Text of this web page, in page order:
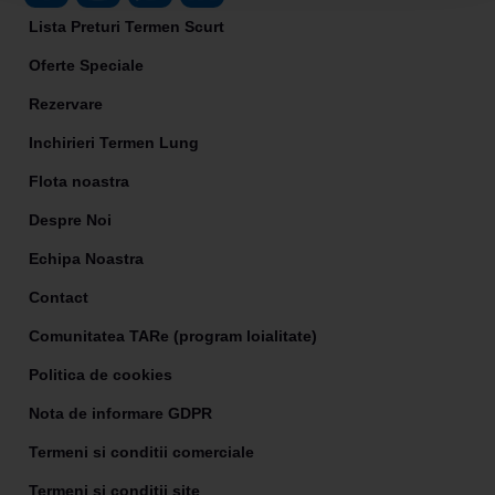
Lista Preturi Termen Scurt
Oferte Speciale
Rezervare
Inchirieri Termen Lung
Flota noastra
Despre Noi
Echipa Noastra
Contact
Comunitatea TARe (program loialitate)
Politica de cookies
Nota de informare GDPR
Termeni si conditii comerciale
Termeni si conditii site